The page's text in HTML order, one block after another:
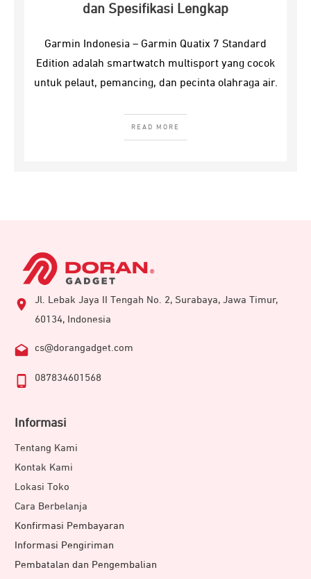
dan Spesifikasi Lengkap
Garmin Indonesia – Garmin Quatix 7 Standard
Edition adalah smartwatch multisport yang cocok
untuk pelaut, pemancing, dan pecinta olahraga air.
READ MORE
Jl. Lebak Jaya II Tengah No. 2, Surabaya, Jawa Timur,
60134, Indonesia
cs@dorangadget.com
087834601568
Informasi
Tentang Kami
Kontak Kami
Lokasi Toko
Cara Berbelanja
Konfirmasi Pembayaran
Informasi Pengiriman
Pembatalan dan Pengembalian